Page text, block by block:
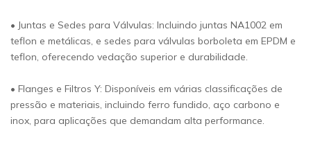
• Juntas e Sedes para Válvulas: Incluindo juntas NA1002 em
teflon e metálicas, e sedes para válvulas borboleta em EPDM e
teflon, oferecendo vedação superior e durabilidade.
• Flanges e Filtros Y: Disponíveis em várias classificações de
pressão e materiais, incluindo ferro fundido, aço carbono e
inox, para aplicações que demandam alta performance.